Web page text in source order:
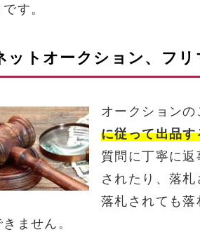
す。
ットオークション、フリ
オークション
に従って出品
質問に丁寧に
されたり、落
落札されても
ません。